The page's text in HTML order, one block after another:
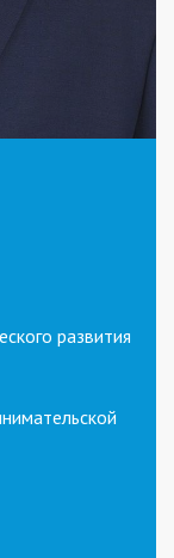
развития